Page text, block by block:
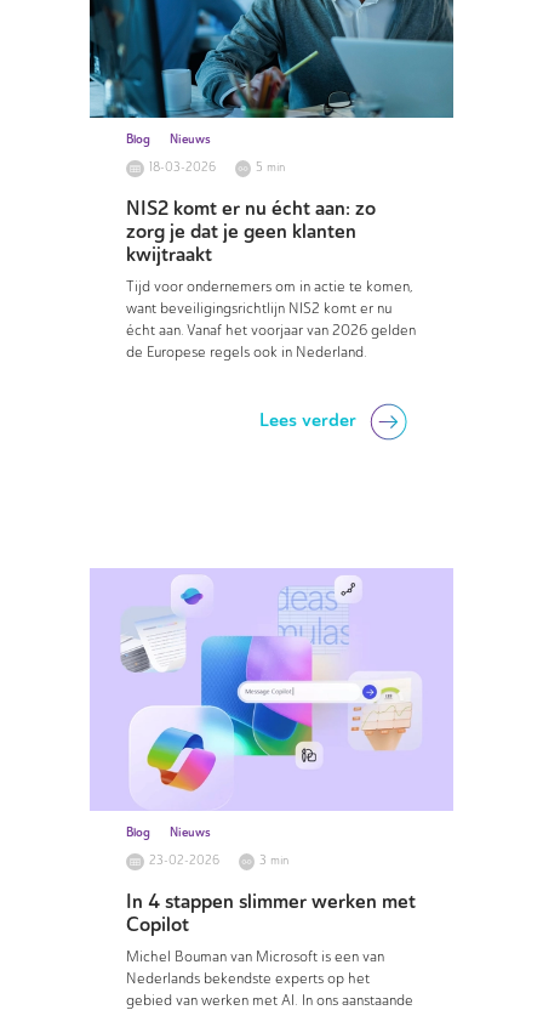
Blog
Nieuws
18-03-2026
5 min
NIS2 komt er nu écht aan: zo
zorg je dat je geen klanten
kwijtraakt
Tijd voor ondernemers om in actie te komen,
want beveiligingsrichtlijn NIS2 komt er nu
écht aan. Vanaf het voorjaar van 2026 gelden
de Europese regels ook in Nederland.
Lees verder
Blog
Nieuws
23-02-2026
3 min
In 4 stappen slimmer werken met
Copilot
Michel Bouman van Microsoft is een van
Nederlands bekendste experts op het
gebied van werken met AI. In ons aanstaande